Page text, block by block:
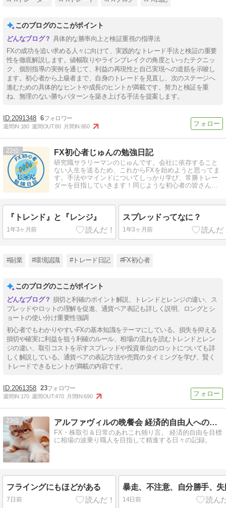
このブログのここがポイント
具体的な勝率向上と検証重視の指導法
FXの成功を追い求める人々に向けて、実践的なトレード手法と検証の重要
性を徹底解説します。値幅取りやラインブレイクの角度といったテクニッ
ク、個別指導の実例を通じて、利益の再現性と自己実現への道筋を示唆し
ます。初心者から上級者まで、自身のトレードを見直し、次のステージへ
進むための具体的なヒントや成長のヒントが満載です。努力と検証を重
ね、無理のない勝ちパターンを築き上げる手法を提案します。
2091348 6
週間IN:180 週間OUT:80 月間IN:650
22 FX初心者じゅんの勉強日記
研究職サラリーマンのじゅんです。会社に依存すること
ない人生を送るため、これからFXを始めようと思ってま
す。手法やマインドについてしっかり学び、常勝トレー
ダーを目指していきます！同じような初心者の皆さん、
『トレンド』と『レンジ』
1年3ヶ月前
スプレッドってなに？
1年3ヶ月前
#副業 #環境認識 #トレード日記 #FX初心者
このブログのここがポイント
損切と利確のポイント解説、トレンドとレンジの違い、ス
プレッドやロットの理解を促進、通貨ペア表記も詳しく説明、ロングとシ
ョートの使い分け重要性強調
初心者でもわかりやすいFXの基本知識をテーマにしている。損失を抑える
損切や確実に利益を狙う利確のルール、相場の流れを読むトレンドとレン
ジの違い、取引コストを示すスプレッドや投資単位のロットについても詳
しく解説している。通貨ペアの表記方法や売買のタイミングを学び、賢く
トレードできるヒントが満載の内容です。
2061358 23
週間IN:170 週間OUT:470 月間IN:690
23 アルファヴィルの晩餐会 経済的自由人への道 Seaso…
FX・株取引＆日常のあれこれ独り言。 経済的自由を目標
に相場の波乗り職人を目指して精進する日々の記録。
フライングにもほどがある
7日前
暴走、不注意、自分勝手、失
14日前